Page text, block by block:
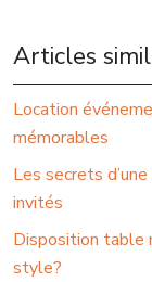
Articles
Location
mémorables
Les secrets
invités
Disposition table
style?